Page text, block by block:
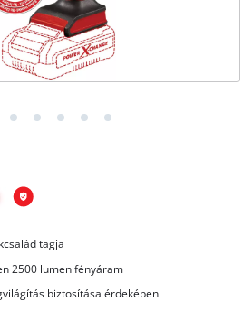
tagja
2500 lumen fényáram
biztosítása érdekében